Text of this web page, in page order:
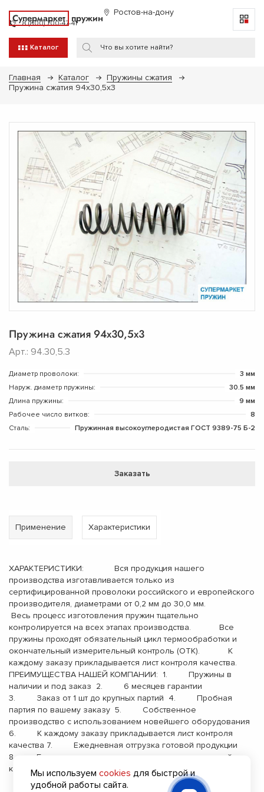
Супермаркет пружин Ростов-на-дону
8 (800) 700-47-41
Каталог
Главная Каталог
Пружины сжатия
Пружина сжатия 94x30,5x3
Пружина сжатия 94x30,5x3
Арт.: 94.30,5.3
Диаметр проволоки:
3 мм
Наруж. диаметр пружины:
30.5 мм
Длина пружины:
9 мм
Рабочее число витков:
8
Сталь:
Пружинная высокоуглеродистая ГОСТ 9389-75 Б-2
Заказать
Применение Характеристики
ХАРАКТЕРИСТИКИ: Вся продукция нашего
производства изготавливается только из
сертифицированной проволоки российского и европейского
производителя, диаметрами от 0,2 мм до 30,0 мм.
Весь процесс изготовления пружин тщательно
контролируется на всех этапах производства. Все
пружины проходят обязательный цикл термообработки и
окончательный измерительный контроль (ОТК). К
каждому заказу прикладывается лист контроля качества.
ПРЕИМУЩЕСТВА НАШЕЙ КОМПАНИИ: 1. Пружины в
наличии и под заказ 2. 6 месяцев гарантии
3. Заказ от 1 шт до крупных партий 4. Пробная
партия по вашему заказу 5. Собственное
производство с использованием новейшего оборудования
6. К каждому заказу прикладывается лист контроля
качества 7. Ежедневная отгрузка готовой продукции
8. Бесплатная доставка до терминала транспортной
компании 9. Опыт работы с 2000 года
Мы используемcookies для быстрой и
удобной работы сайта.